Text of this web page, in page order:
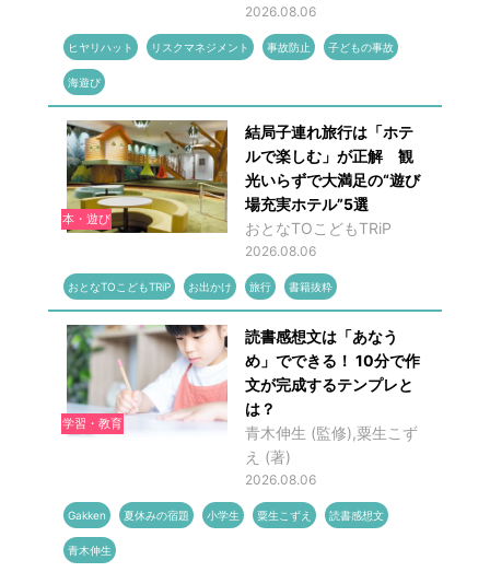
2026.08.06
ヒヤリハット リスクマネジメント 事故防止 子どもの事故
海遊び
本・遊び
結局子連れ旅行は「ホテ
ルで楽しむ」が正解 観
光いらずで大満足の“遊び
場充実ホテル”5選
おとなTOこどもTRiP
2026.08.06
おとなTOこどもTRiP お出かけ 旅行 書籍抜粋
学習・教育
読書感想文は「あなう
め」でできる！ 10分で作
文が完成するテンプレと
は？
青木伸生 (監修),粟生こず
え (著)
2026.08.06
Gakken 夏休みの宿題 小学生 粟生こずえ 読書感想文
青木伸生